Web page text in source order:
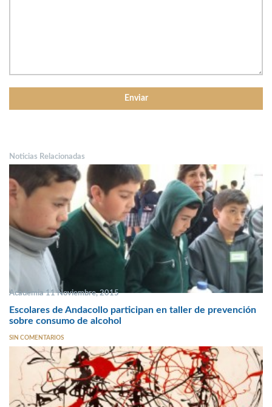
Noticias Relacionadas
Academia 11 Noviembre, 2015
Escolares de Andacollo participan en taller de prevención
sobre consumo de alcohol
SIN COMENTARIOS